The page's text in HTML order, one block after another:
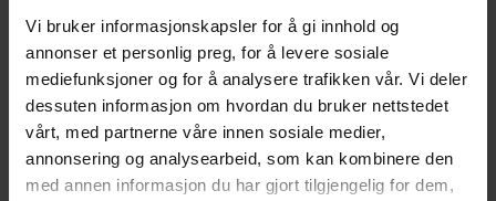
Vi bruker informasjonskapsler for å gi innhold og
annonser et personlig preg, for å levere sosiale
mediefunksjoner og for å analysere trafikken vår. Vi deler
dessuten informasjon om hvordan du bruker nettstedet
vårt, med partnerne våre innen sosiale medier,
annonsering og analysearbeid, som kan kombinere den
med annen informasjon du har gjort tilgjengelig for dem,
MER
GRILLINSPIRATION